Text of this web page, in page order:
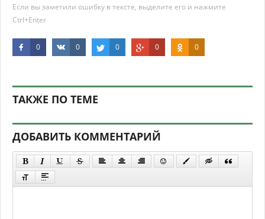
Если вы заметили ошибку в тексте, выделите его и нажмите
Ctrl+Enter
0 0 0 0 0
ТАКЖЕ ПО ТЕМЕ
ДОБАВИТЬ КОММЕНТАРИЙ